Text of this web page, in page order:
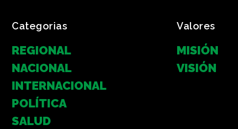
Categorias
REGIONAL
NACIONAL
INTERNACIONAL
POLÍTICA
SALUD
Valores
MISIÓN
VISIÓN